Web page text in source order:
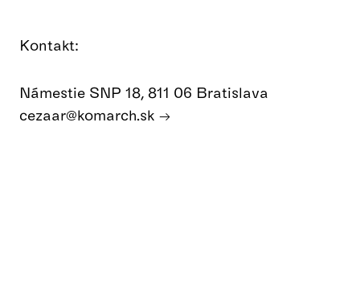
Kontakt:
Námestie SNP 18, 811 06 Bratislava
cezaar@komarch.sk